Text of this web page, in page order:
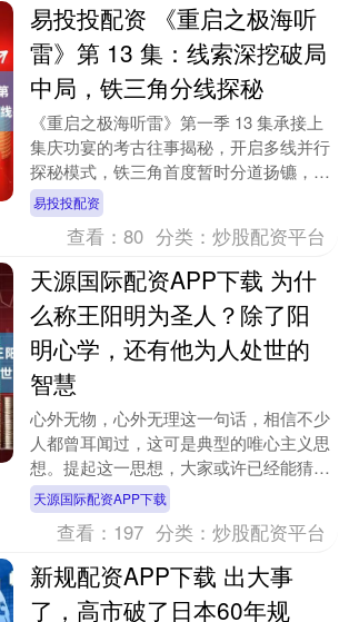
易投投配资 《重启之极海听
雷》第 13 集：线索深挖破局
中局，铁三角分线探秘
《重启之极海听雷》第一季 13 集承接上
集庆功宴的考古往事揭秘，开启多线并行
探秘模式，铁三角首度暂时分道扬镳，吴
邪联手白昊天深挖十一仓线索，胖子奔赴
哑巴村协助黑....
易投投配资
查看：80 分类：炒股配资平台
天源国际配资APP下载 为什
么称王阳明为圣人？除了阳
明心学，还有他为人处世的
智慧
心外无物，心外无理这一句话，相信不少
人都曾耳闻过，这可是典型的唯心主义思
想。提起这一思想，大家或许已经能猜到
我们今天要讲的人物了——没错，他就是
王守仁，或者说是....
天源国际配资APP下载
查看： 197 分类：炒股配资平台
新规配资APP下载 出大事
了，高市破了日本60年规